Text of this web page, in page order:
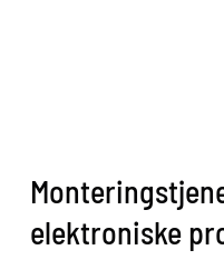
elektroniske